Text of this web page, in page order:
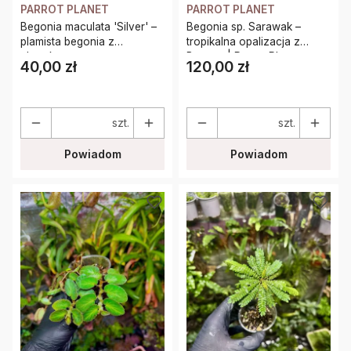
PARROT PLANET
Begonia maculata 'Silver' –
plamista begonia z
charakterystycznym
srebrnym wzorem | Parrot
Cena
40,00 zł
szt.
Powiadom
PARROT PLANET
Begonia sp. Sarawak –
tropikalna opalizacja z
Borneo | Parrot Planet
Cena
120,00 zł
szt.
Powiadom